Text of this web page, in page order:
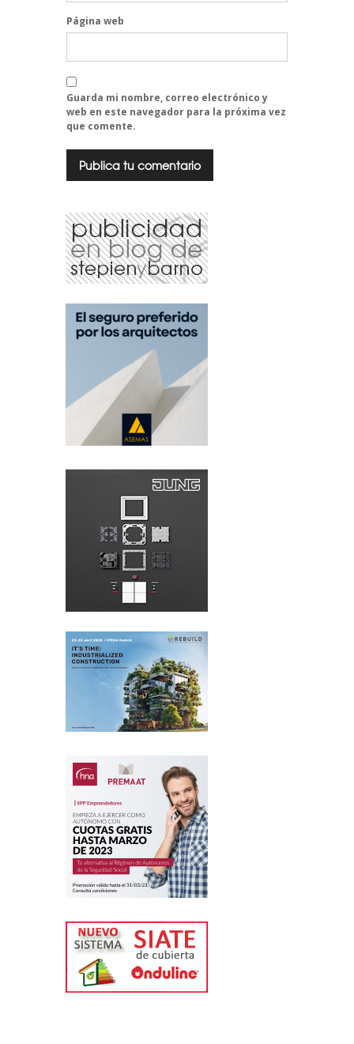
Página web
Guarda mi nombre, correo electrónico y
web en este navegador para la próxima vez
que comente.